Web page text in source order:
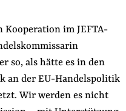
Kooperation im JEFTA-
so, als hätte es in den
an der EU-Handelspolitik
Wir werden es nicht